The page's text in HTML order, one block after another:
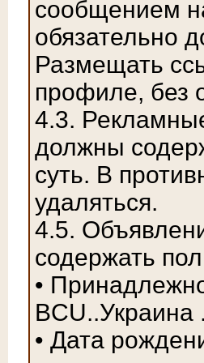
сообщением
обязательно
Размещать
профиле, без
4.3.
должны
суть. В
удаляться.
4.5.
содержать
•
BCU..Украина
• Дата